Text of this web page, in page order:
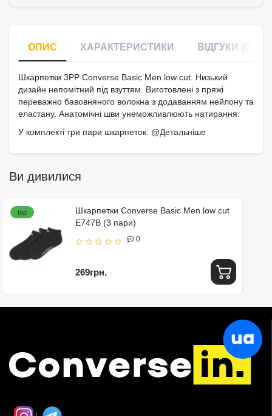
ОПИС ХАРАКТЕРИСТИКИ ВІДГУКИ (0)
Шкарпетки 3PP Converse Basic Men low cut. Низький
дизайн непомітний під взуттям. Виготовлені з пряжі
переважно бавовняного волокна з додаванням нейлону та
еластану. Анатомічні шви унеможливлюють натирання.
У комплекті три пари шкарпеток. @Детальніше
Ви дивилися
top
Шкарпетки Converse Basic Men low cut
E747B (3 пари)
0
269грн.